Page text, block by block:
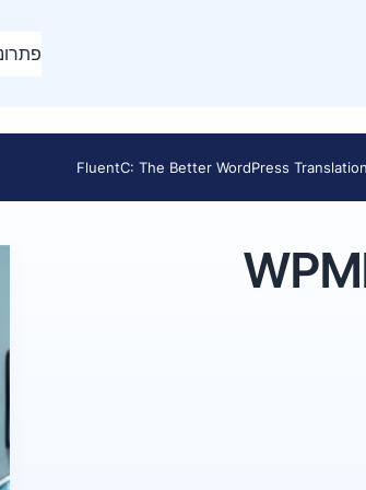
FluentC: The Better WordPress